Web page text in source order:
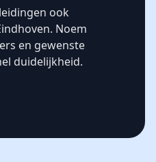
ook
Noem
en gewenste
duidelijkheid.